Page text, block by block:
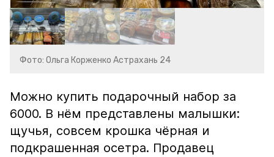
Фото: Ольга Корженко Астрахань 24
Можно купить подарочный набор за
6000. В нём представлены малышки:
щучья, совсем крошка чёрная и
подкрашенная осетра. Продавец